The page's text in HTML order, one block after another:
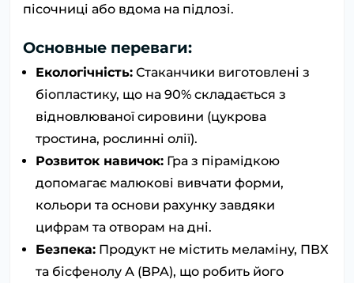
пісочниці або вдома на підлозі.
Основные переваги:
Екологічність: Стаканчики виготовлені з
біопластику, що на 90% складається з
відновлюваної сировини (цукрова
тростина, рослинні олії).
Розвиток навичок: Гра з пірамідкою
допомагає малюкові вивчати форми,
кольори та основи рахунку завдяки
цифрам та отворам на дні.
Безпека: Продукт не містить меламіну, ПВХ
та бісфенолу А (BPA), що робить його